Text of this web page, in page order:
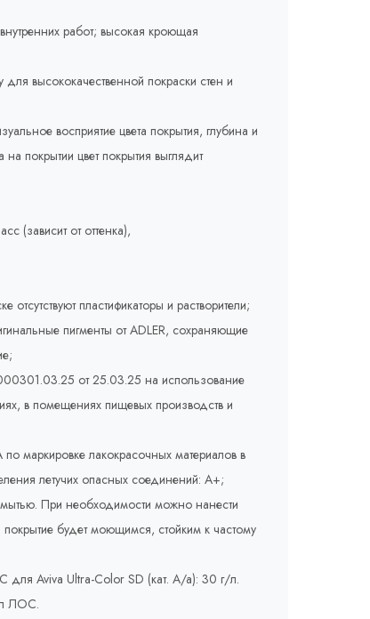
работ; высокая кроющая
высококачественной покраски стен и
восприятие цвета покрытия, глубина и
покрытии цвет покрытия выглядит
(зависит от оттенка),
пластификаторы и растворители;
пигменты от ADLER, сохраняющие
от 25.03.25 на использование
в помещениях пищевых производств и
маркировке лакокрасочных материалов в
летучих опасных соединений: A+;
При необходимости можно нанести
будет моющимся, стойким к частому
Aviva Ultra-Color SD (кат. A/a): 30 г/л.
л ЛОС.